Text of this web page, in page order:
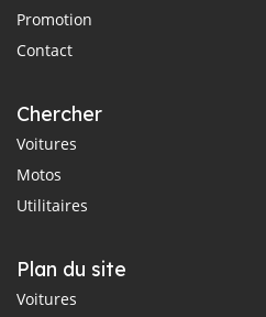
Promotion
Contact
Chercher
Voitures
Motos
Utilitaires
Plan du site
Voitures